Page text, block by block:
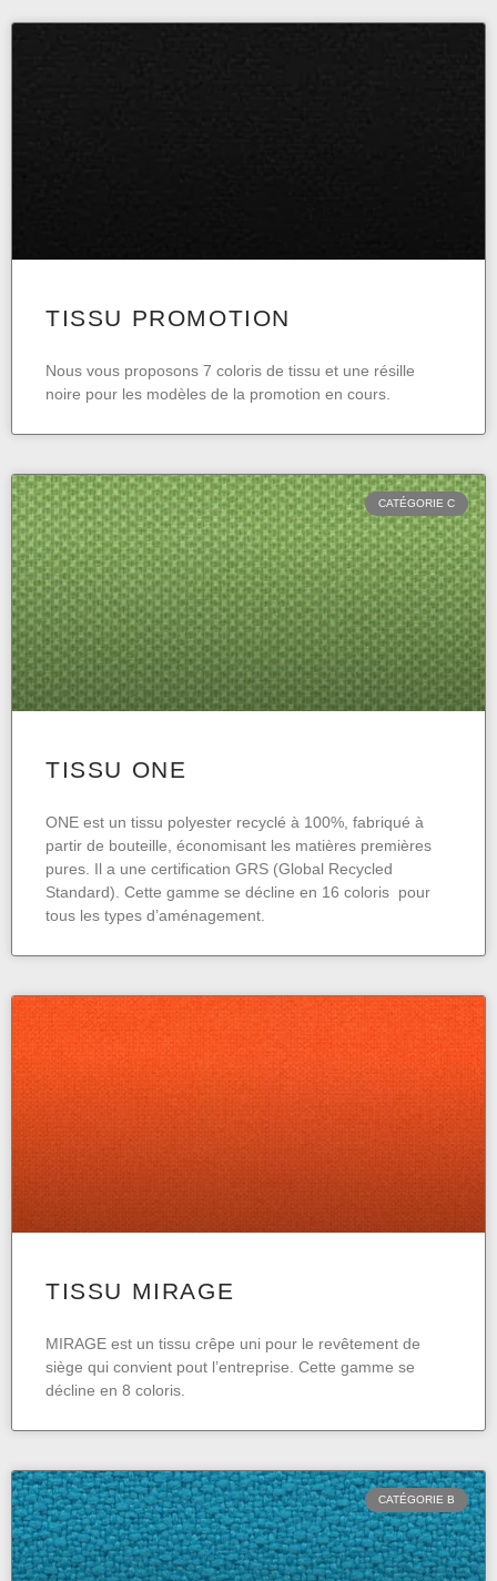
TISSU PROMOTION
Nous vous proposons 7 coloris de tissu et une résille
noire pour les modèles de la promotion en cours.
CATÉGORIE C
TISSU ONE
ONE est un tissu polyester recyclé à 100%, fabriqué à
partir de bouteille, économisant les matières premières
pures. Il a une certification GRS (Global Recycled
Standard). Cette gamme se décline en 16 coloris pour
tous les types d’aménagement.
TISSU MIRAGE
MIRAGE est un tissu crêpe uni pour le revêtement de
siège qui convient pout l’entreprise. Cette gamme se
décline en 8 coloris.
CATÉGORIE B